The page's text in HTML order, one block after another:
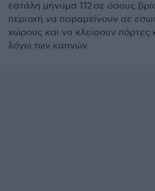
εστάλη μήνυμα 112 σε όσους
περιοχή να παραμείνουν σε
χώρους και να κλείσουν πόρτες
λόγω των καπνών.